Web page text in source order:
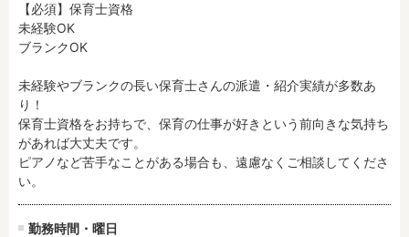
【必須】保育士資格
未経験OK
ブランクOK
未経験やブランクの長い保育士さんの派遣・紹介実績が多数あ
り！
保育士資格をお持ちで、保育の仕事が好きという前向きな気持ち
があれば大丈夫です。
ピアノなど苦手なことがある場合も、遠慮なくご相談してくださ
い。
勤務時間・曜日